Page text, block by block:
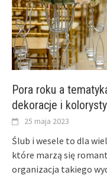
Pora roku a
dekoracje i
25 maja 2023
Ślub i wesele to dla
które marzą się
organizacja takiego